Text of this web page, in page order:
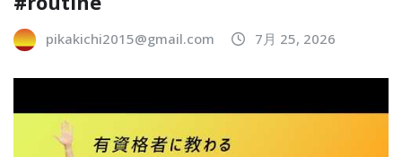
pikakichi2015@gmail.com 7月 25, 2026